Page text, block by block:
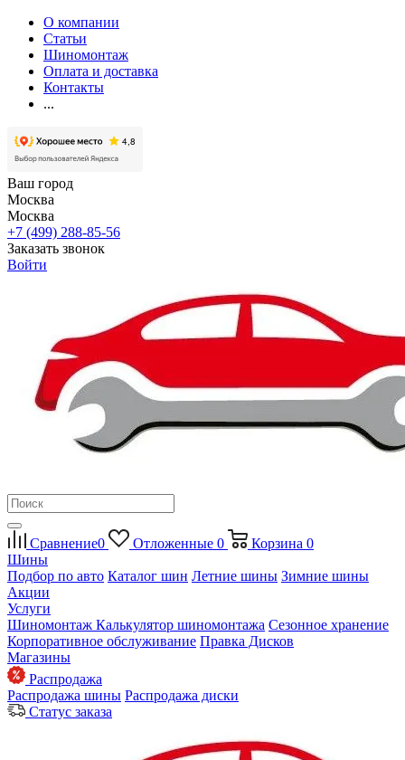
О компании
Статьи
Шиномонтаж
Оплата и доставка
Контакты
...
Ваш город
Москва
Москва
+7 (499) 288-85-56
Заказать звонок
Войти
Сравнение0 Отложенные 0 Корзина 0
Шины
Подбор по авто Каталог шин Летние шины Зимние шины
Акции
Услуги
Шиномонтаж Калькулятор шиномонтажа Сезонное хранение
Корпоративное обслуживание Правка Дисков
Магазины
Распродажа
Распродажа шины Распродажа диски
Статус заказа